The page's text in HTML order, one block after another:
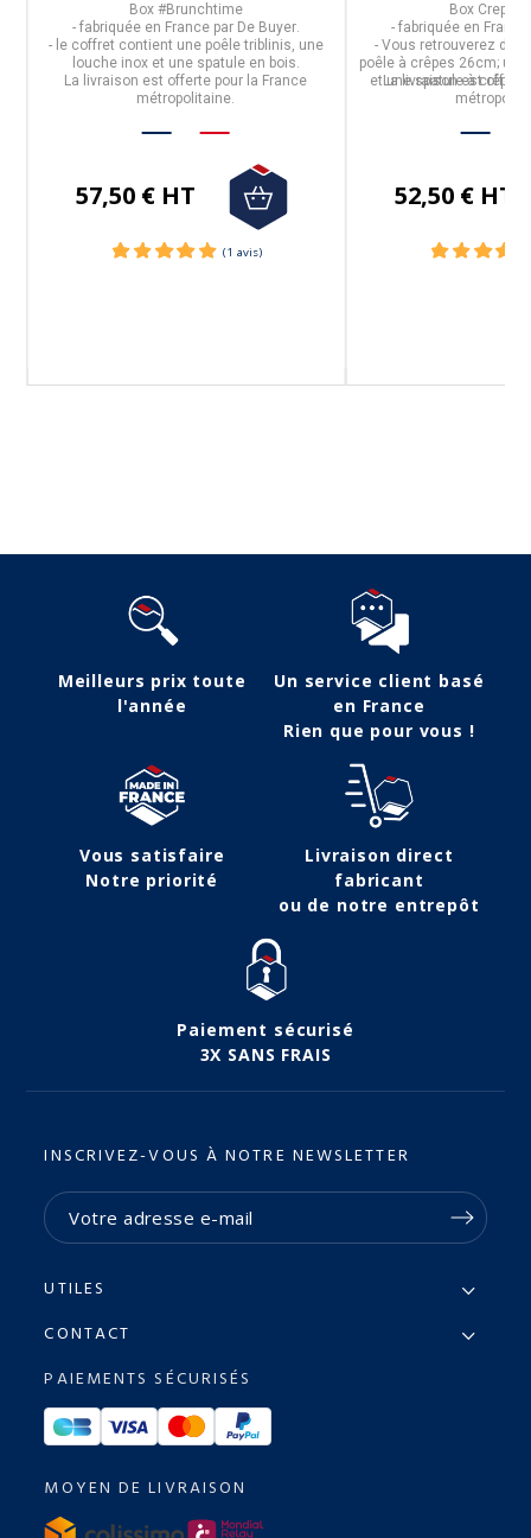
Box #Brunchtime
- fabriquée en Francepar De Buyer.
- le coffret contient une poêle triblinis, une
louche inox et une spatule en bois.
La livraison est offerte pour la France
métropolitaine.
57,50 € HT
Box Crepes
- fabriquée en France
- Vous retrouverez
poêle à crêpes 26cm; un
et une spatule à crêpes
La livraison est
52,50 € HT
Meilleurs prix toute
l'année
Un service client basé
en France
Rien que pour vous !
Vous satisfaire
Notre priorité
Livraison direct
fabricant
ou de notre entrepôt
Paiement sécurisé
3X SANS FRAIS
INSCRIVEZ-VOUS À NOTRE NEWSLETTER
UTILES
CONTACT
PAIEMENTS SÉCURISÉS
MOYEN DE LIVRAISON